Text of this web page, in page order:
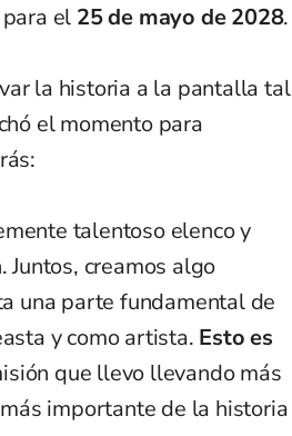
el 25 de mayo de 2028.
la historia a la pantalla tal
el momento para
talentoso elenco y
Juntos, creamos algo
una parte fundamental de
y como artista. Esto es
que llevo llevando más
importante de la historia